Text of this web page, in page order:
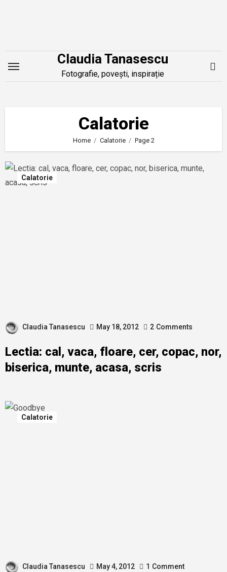
Claudia Tanasescu
Fotografie, povești, inspirație
Calatorie
Home Calatorie Page 2
Calatorie
Claudia Tanasescu May 18, 2012 2 Comments
Lectia: cal, vaca, floare, cer, copac, nor,
biserica, munte, acasa, scris
Calatorie
Claudia Tanasescu May 4, 2012 1 Comment